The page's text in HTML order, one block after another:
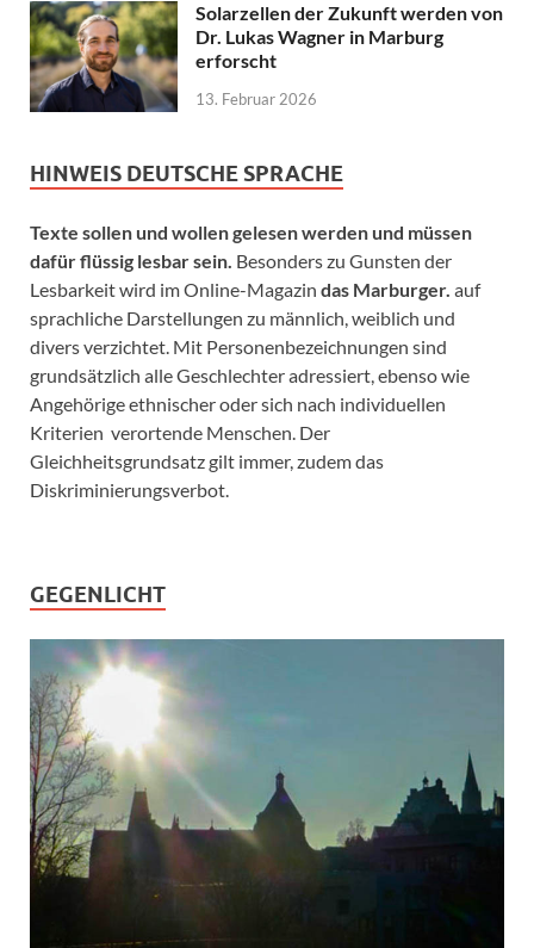
Solarzellen der Zukunft werden von
Dr. Lukas Wagner in Marburg
erforscht
13. Februar 2026
HINWEIS DEUTSCHE SPRACHE
Texte sollen und wollen gelesen werden und müssen
dafür flüssig lesbar sein. Besonders zu Gunsten der
Lesbarkeit wird im Online-Magazin das Marburger. auf
sprachliche Darstellungen zu männlich, weiblich und
divers verzichtet. Mit Personenbezeichnungen sind
grundsätzlich alle Geschlechter adressiert, ebenso wie
Angehörige ethnischer oder sich nach individuellen
Kriterien verortende Menschen. Der
Gleichheitsgrundsatz gilt immer, zudem das
Diskriminierungsverbot.
GEGENLICHT